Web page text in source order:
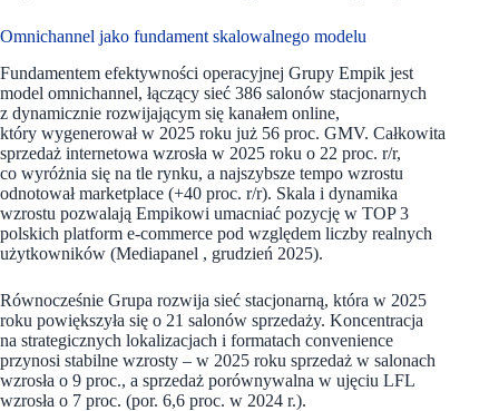
Omnichannel jako fundament skalowalnego modelu
Fundamentem efektywności operacyjnej Grupy Empik jest
model omnichannel, łączący sieć 386 salonów stacjonarnych
z dynamicznie rozwijającym się kanałem online,
który wygenerował w 2025 roku już 56 proc. GMV. Całkowita
sprzedaż internetowa wzrosła w 2025 roku o 22 proc. r/r,
co wyróżnia się na tle rynku, a najszybsze tempo wzrostu
odnotował marketplace (+40 proc. r/r). Skala i dynamika
wzrostu pozwalają Empikowi umacniać pozycję w TOP 3
polskich platform e-commerce pod względem liczby realnych
użytkowników (Mediapanel , grudzień 2025).
Równocześnie Grupa rozwija sieć stacjonarną, która w 2025
roku powiększyła się o 21 salonów sprzedaży. Koncentracja
na strategicznych lokalizacjach i formatach convenience
przynosi stabilne wzrosty – w 2025 roku sprzedaż w salonach
wzrosła o 9 proc., a sprzedaż porównywalna w ujęciu LFL
wzrosła o 7 proc. (por. 6,6 proc. w 2024 r.).